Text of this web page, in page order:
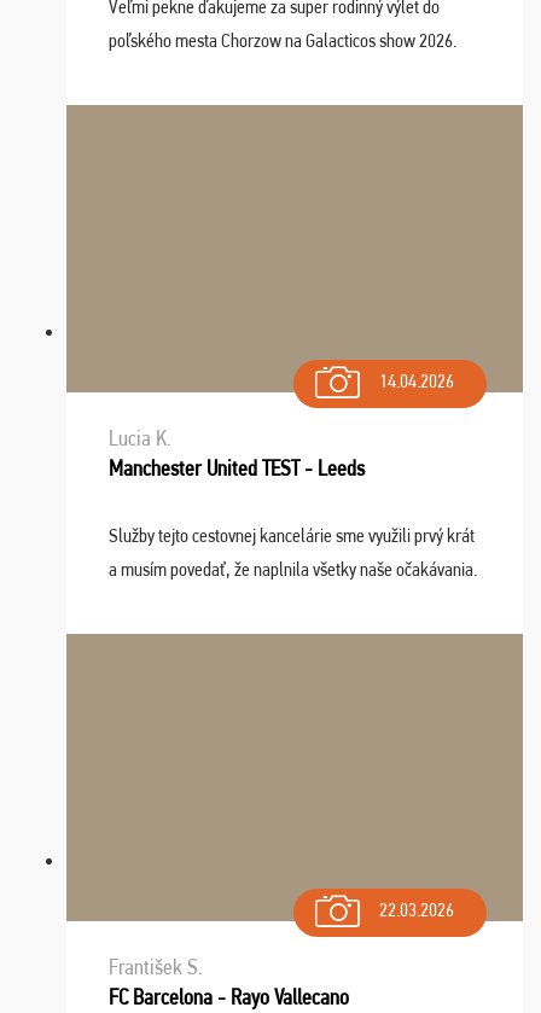
Veľmi pekne ďakujeme za super rodinný výlet do
poľského mesta Chorzow na Galacticos show 2026.
Navštívili sme aj zábavný park Legendia, previe ...
14.04.2026
Lucia K.
Manchester United TEST - Leeds
Služby tejto cestovnej kancelárie sme využili prvý krát
a musím povedať, že naplnila všetky naše očakávania.
dispozícii nonstop (milí, profesionálni ...
22.03.2026
František S.
FC Barcelona - Rayo Vallecano